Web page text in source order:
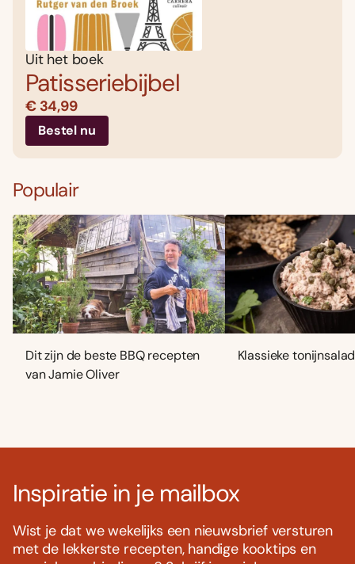
Uit het boek
Patisseriebijbel
€ 34,99
Bestel nu
Populair
Dit zijn de beste BBQ recepten
van Jamie Oliver
Klassieke
Inspiratie in je mailbox
Wist je dat we wekelijks een nieuwsbrief versturen
met de lekkerste recepten, handige kooktips en